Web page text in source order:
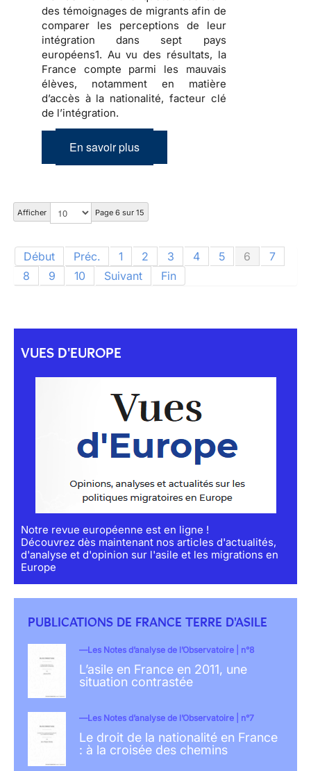
des témoignages de migrants afin de
comparer les perceptions de leur
intégration dans sept pays
européens1. Au vu des résultats, la
France compte parmi les mauvais
élèves, notamment en matière
d’accès à la nationalité, facteur clé
de l’intégration.
En savoir plus
Afficher Page 6 sur 15
Début Préc. 1 2 3 4 5 6
7
8
9 10 Suivant Fin
VUES D'EUROPE
Notre revue européenne est en ligne !
Découvrez dès maintenant nos articles d'actualités,
d'analyse et d'opinion sur l'asile et les migrations en
Europe
PUBLICATIONS DE FRANCE TERRE D'ASILE
Les Notes d’analyse de l’Observatoire | n°8
L’asile en France en 2011, une
situation contrastée
Les Notes d’analyse de l’Observatoire | n°7
Le droit de la nationalité en France
: à la croisée des chemins